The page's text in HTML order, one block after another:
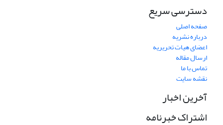
دسترسی سریع
صفحه اصلی
درباره نشریه
اعضای هیات تحریریه
ارسال مقاله
تماس با ما
نقشه سایت
آخرین اخبار
اشتراک خبرنامه